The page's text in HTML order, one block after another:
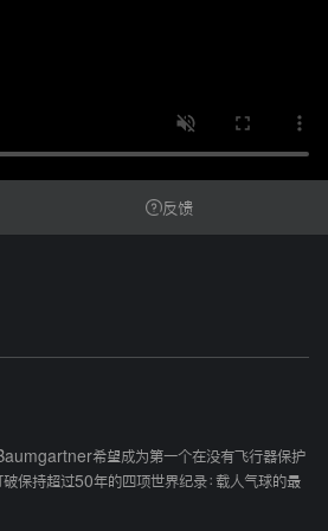
反馈
希望成为第一个在没有飞行器保护
保持超过50年的四项世界纪录：载人气球的最